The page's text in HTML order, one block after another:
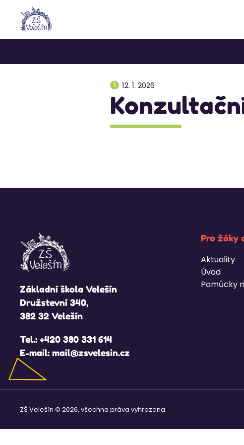
12. 1. 2026
Základní škola Velešín
Družstevní 340,
382 32 Velešín
Tel.: +420 380 331 614
E-mail: mail@zsvelesin.cz
Pro žáky
Aktuality
Úvod
Pomůcky
ZŠ Velešín © 2026, všechna práva vyhrazena